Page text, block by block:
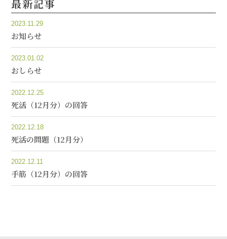
最新記事
2023.11.29
お知らせ
2023.01.02
おしらせ
2022.12.25
死活（12月分）の回答
2022.12.18
死活の問題（12月分）
2022.12.11
手筋（12月分）の回答